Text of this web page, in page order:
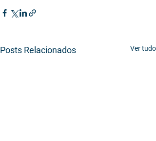
Posts Relacionados Ver tudo